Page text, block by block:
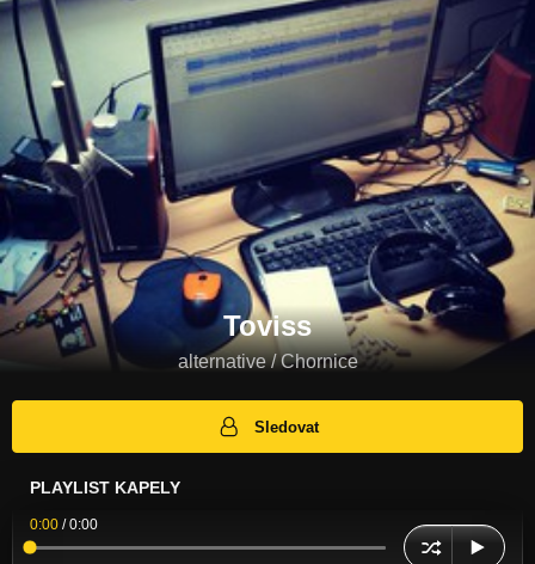
Toviss
alternative / Chornice
Sledovat
PLAYLIST KAPELY
0:00 /0:00